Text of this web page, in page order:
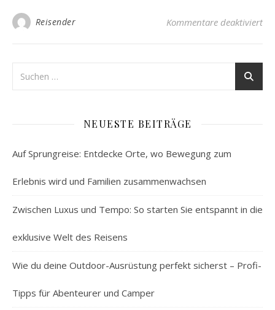
Reisender Kommentare deaktiviertfür
NEUESTE BEITRÄGE
Auf Sprungreise: Entdecke Orte, wo Bewegung zum
Erlebnis wird und Familien zusammenwachsen
Zwischen Luxus und Tempo: So starten Sie entspannt in die
exklusive Welt des Reisens
Wie du deine Outdoor-Ausrüstung perfekt sicherst – Profi-
Tipps für Abenteurer und Camper